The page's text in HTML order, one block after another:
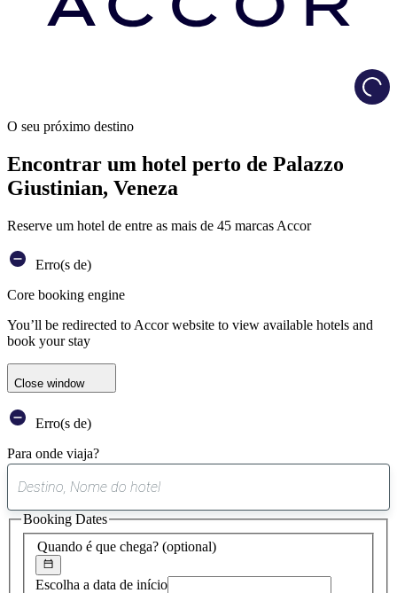
O seu próximo destino
Encontrar um hotel perto de Palazzo
Giustinian, Veneza
Reserve um hotel de entre as mais de 45 marcas Accor
Erro(s de)
Core booking engine
You’ll be redirected to Accor website to view available hotels and
book your stay
Close window
Erro(s de)
Para onde viaja?
sugestão
encontrada
Quando é que chega? (optional)
Escolha a data de início
Booking Dates